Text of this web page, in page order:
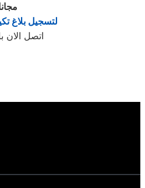
لتسجيل بلاغ
اتصل الان